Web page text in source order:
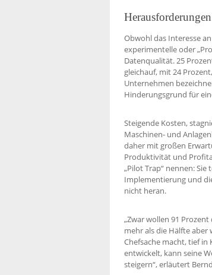
Obwohl das Interesse
experimentelle oder
Datenqualität. 25
gleichauf, mit 24
Unternehmen
Hinderungsgrund für
Steigende Kosten,
Maschinen- und
daher mit großen
Produktivität und
„Pilot Trap“ nennen:
Implementierung und
nicht heran.
„Zwar wollen 91
mehr als die Hälfte aber
Chefsache macht, tief
entwickelt, kann seine
steigern“, erläutert